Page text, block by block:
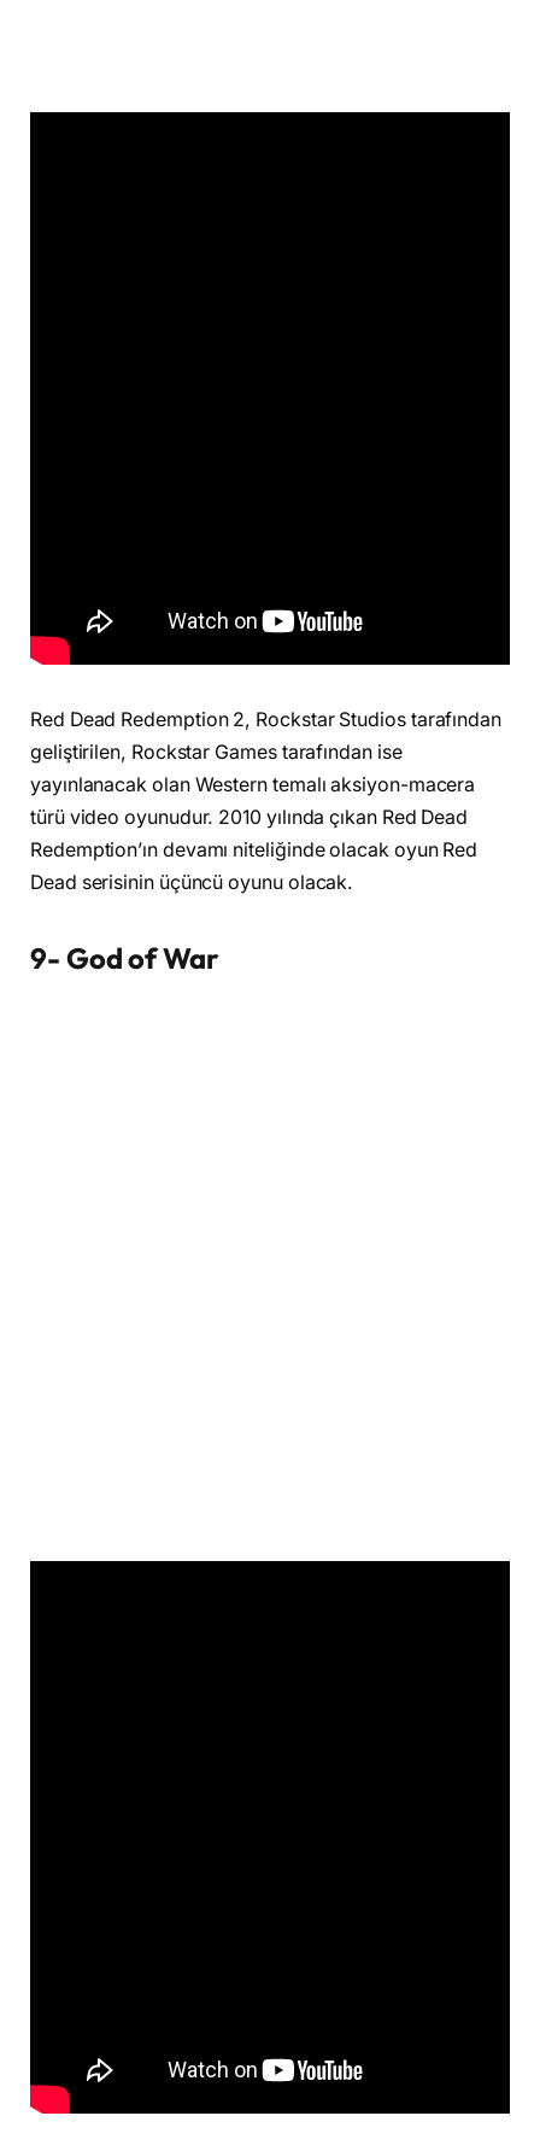
Red Dead Redemption 2, Rockstar Studios tarafından
geliştirilen, Rockstar Games tarafından ise
yayınlanacak olan Western temalı aksiyon-macera
türü video oyunudur. 2010 yılında çıkan Red Dead
Redemption’ın devamı niteliğinde olacak oyun Red
Dead serisinin üçüncü oyunu olacak.
9- God of War